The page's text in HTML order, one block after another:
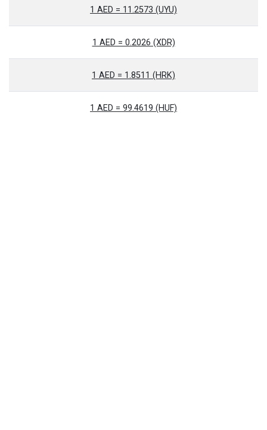
1 AED = 11.2573 (UYU)
1 AED = 0.2026 (XDR)
1 AED = 1.8511 (HRK)
1 AED = 99.4619 (HUF)